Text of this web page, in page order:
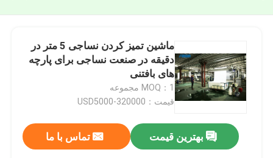
ماشین تمیز کردن نساجی 5 متر در
دقیقه در صنعت نساجی برای پارچه
های بافتنی
MOQ：1 مجموعه
قیمت：USD5000-320000
بهترین قیمت تماس با ما